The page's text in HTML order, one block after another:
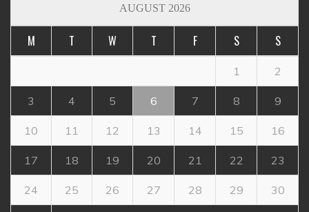
AUGUST 2026
M T W T F S S
1 2
3 4 5 6 7 8 9
10 11 12 13 14 15 16
17 18 19 20 21 22 23
24 25 26 27 28 29 30